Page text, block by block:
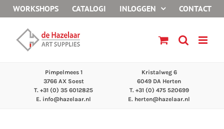
naar
inhoud
WORKSHOPS CATALOGI INLOGGEN CONTACT
Pimpelmees 1
3766 AX Soest
T. +31 (0) 35 6012825
E. info@hazelaar.nl
Kristalweg 6
6049 DA Herten
T. +31 (0) 475 520699
E. herten@hazelaar.nl